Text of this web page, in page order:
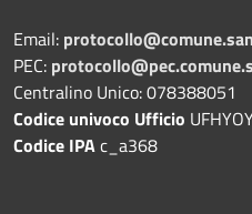
Email:
PEC:
Centralino Unico: 078388051
Codice univoco Ufficio
Codice IPAc_a368